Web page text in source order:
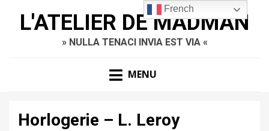
L'ATELIER DE MADMAN
» NULLA TENACI INVIA EST VIA «
MENU
Horlogerie – L. Leroy
French